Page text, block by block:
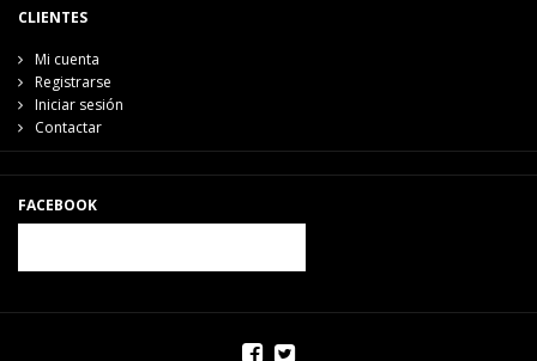
CLIENTES
Mi cuenta
Registrarse
Iniciar sesión
Contactar
FACEBOOK